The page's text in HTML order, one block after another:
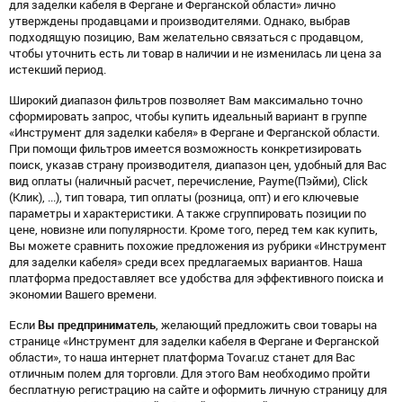
для заделки кабеля в Фергане и Ферганской области» лично
утверждены продавцами и производителями. Однако, выбрав
подходящую позицию, Вам желательно связаться с продавцом,
чтобы уточнить есть ли товар в наличии и не изменилась ли цена за
истекший период.
Широкий диапазон фильтров позволяет Вам максимально точно
сформировать запрос, чтобы купить идеальный вариант в группе
«Инструмент для заделки кабеля» в Фергане и Ферганской области.
При помощи фильтров имеется возможность конкретизировать
поиск, указав страну производителя, диапазон цен, удобный для Вас
вид оплаты (наличный расчет, перечисление, Payme(Пэйми), Click
(Клик), ...), тип товара, тип оплаты (розница, опт) и его ключевые
параметры и характеристики. А также сгруппировать позиции по
цене, новизне или популярности. Кроме того, перед тем как купить,
Вы можете сравнить похожие предложения из рубрики «Инструмент
для заделки кабеля» среди всех предлагаемых вариантов. Наша
платформа предоставляет все удобства для эффективного поиска и
экономии Вашего времени.
Если Вы предприниматель, желающий предложить свои товары на
странице «Инструмент для заделки кабеля в Фергане и Ферганской
области», то наша интернет платформа Tovar.uz станет для Вас
отличным полем для торговли. Для этого Вам необходимо пройти
бесплатную регистрацию на сайте и оформить личную страницу для